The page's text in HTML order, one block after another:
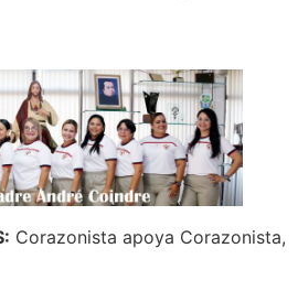
Corazonista apoya Corazonista,